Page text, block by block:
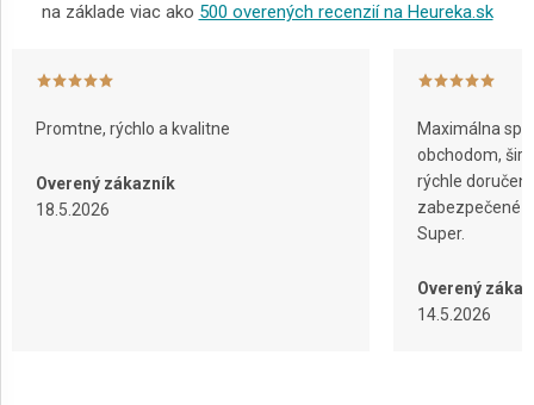
na základe viac ako 500 overených recenzií na Heureka.sk
Promtne, rýchlo a kvalitne
Overený zákazník
18.5.2026
Maximálna
obchodom,
rýchle
zabezpečené
Super.
Overený
14.5.2026